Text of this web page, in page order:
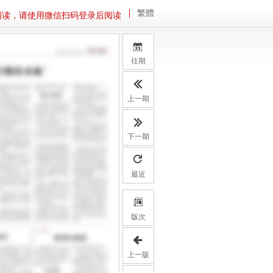
，请使用微信扫码登录后阅读 繁體
往期
上一期
下一期
最近
版次
上一版